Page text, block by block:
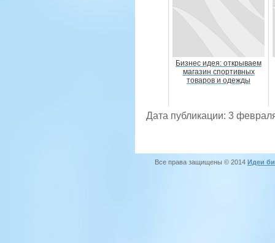
Бизнес идея: открываем
магазин спортивных
товаров и одежды
Дата публикации: 3
Все права защищены © 2014 Идеи